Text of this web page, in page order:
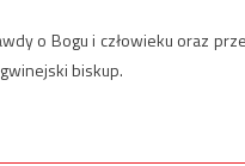
o Bogu i człowieku oraz
biskup.